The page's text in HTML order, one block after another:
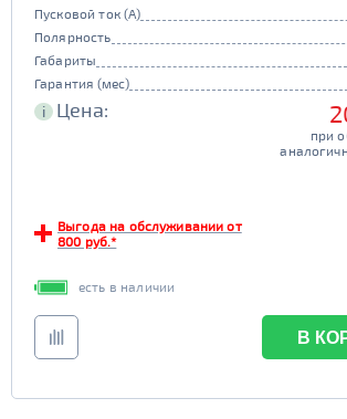
Пусковой ток (А)
Полярность
Габариты
Гарантия (мес)
i Цена:
при
Выгода на обслуживании от
800 руб.*
есть в наличии
В